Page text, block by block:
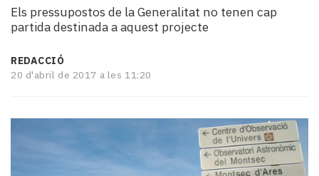
turisme
Esports
Mai
i
mitjans
Els pressupostos de la Generalitat no tenen cap
partida destinada a aquest projecte
REDACCIÓ
20 d'abril de 2017 a les 11:20